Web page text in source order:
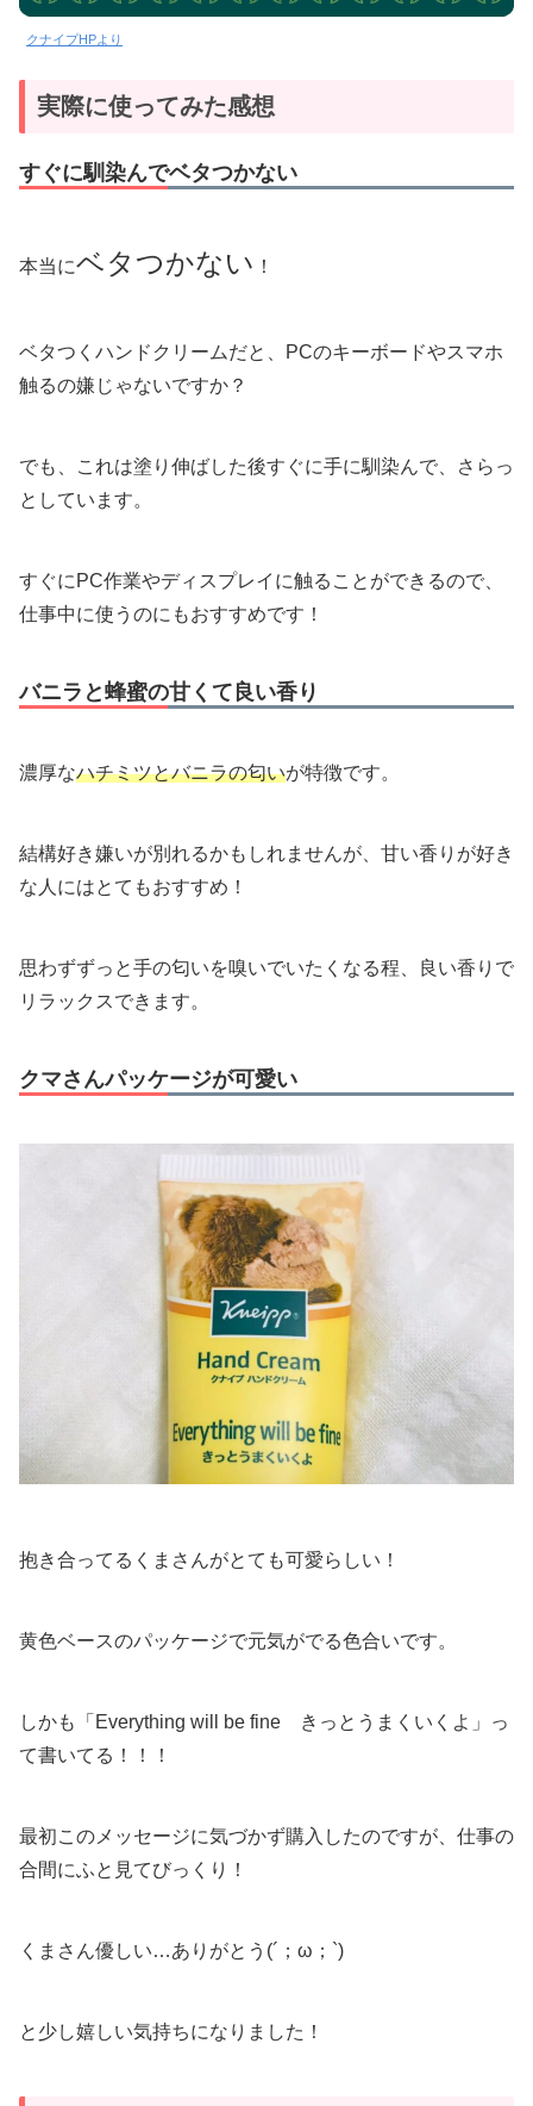
クナイプHPより
実際に使ってみた感想
すぐに馴染んでベタつかない
本当にベタつかない ！
ベタつくハンドクリームだと、PCのキーボードやスマホ
触るの嫌じゃないですか？
でも、これは塗り伸ばした後すぐに手に馴染んで、さらっ
としています。
すぐにPC作業やディスプレイに触ることができるので、
仕事中に使うのにもおすすめです！
バニラと蜂蜜の甘くて良い香り
濃厚なハチミツとバニラの匂いが特徴です。
結構好き嫌いが別れるかもしれませんが、甘い香りが好き
な人にはとてもおすすめ！
思わずずっと手の匂いを嗅いでいたくなる程、良い香りで
リラックスできます。
クマさんパッケージが可愛い
抱き合ってるくまさんがとても可愛らしい！
黄色ベースのパッケージで元気がでる色合いです。
しかも「Everything will be fine きっとうまくいくよ」っ
て書いてる！！！
最初このメッセージに気づかず購入したのですが、仕事の
合間にふと見てびっくり！
くまさん優しい…ありがとう(´；ω；`)
と少し嬉しい気持ちになりました！